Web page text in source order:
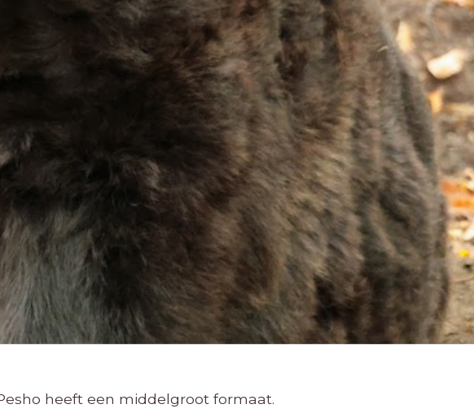
heeft een middelgroot formaat.